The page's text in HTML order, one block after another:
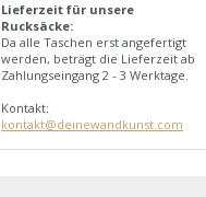
Lieferzeit für unsere
Rucksäcke:
Da alle Taschen erst angefertigt
werden, beträgt die Lieferzeit ab
Zahlungseingang 2 - 3 Werktage.
Kontakt:
kontakt@deinewandkunst.com